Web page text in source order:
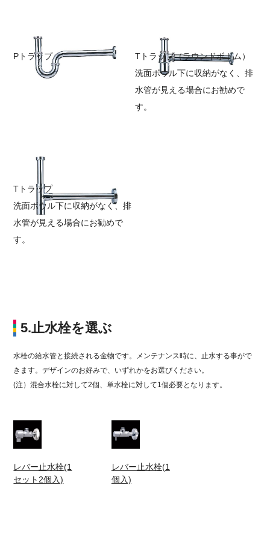
Pトラップ
Tトラップ（ラウンドボトム）
洗面ボウル下に収納がなく、排
水管が見える場合にお勧めで
す。
Tトラップ
洗面ボウル下に収納がなく、排
水管が見える場合にお勧めで
す。
5.止水栓を選ぶ
水栓の給水管と接続される金物です。メンテナンス時に、止水する事がで
きます。デザインのお好みで、いずれかをお選びください。
(注）混合水栓に対して2個、単水栓に対して1個必要となります。
レバー止水栓(1
セット2個入)
レバー止水栓(1
個入)